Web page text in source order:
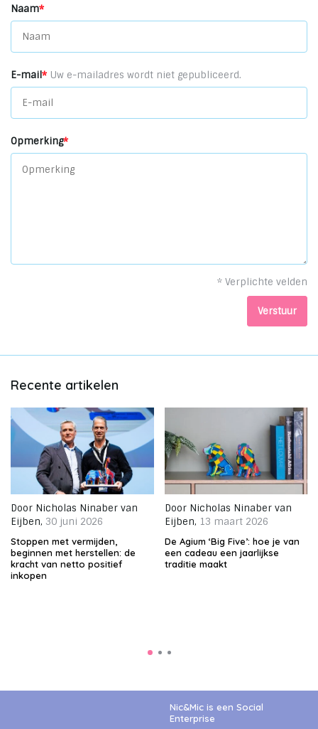
Naam*
E-mail * Uw e-mailadres wordt niet gepubliceerd.
Opmerking*
* Verplichte velden
Verstuur
Recente artikelen
Door Nicholas Ninaber van
Eijben, 30 juni 2026
Stoppen met vermijden,
beginnen met herstellen: de
kracht van netto positief
inkopen
Door Nicholas Ninaber van
Eijben, 13 maart 2026
De Agium ‘Big Five’: hoe je van
een cadeau een jaarlijkse
traditie maakt
Nic&Mic is een Social
Enterprise